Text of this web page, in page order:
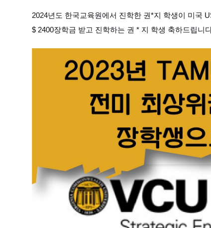
2024년도 한국교육원에서 진학한 권*지 학생이 미국
$ 2400장학금 받고 진학하는 권 * 지 학생 축하드립니